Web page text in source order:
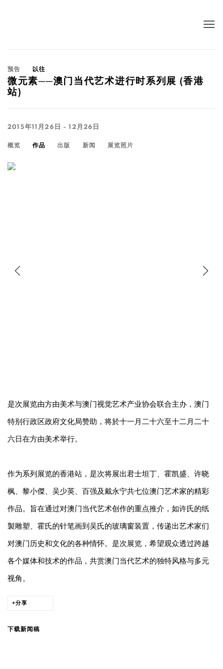
预告 以往
微元素──澳门当代艺术进行时系列展 (香港
站)
2015年11月26日 - 12月26日
概览 作品 出版 新闻 展览照片
是次展览由方由美术与澳门视觉艺术产业协会联合主办，澳门
特别行政区政府文化局赞助，将於十一月二十六至十二月二十
六日在方由美术举行。
作为系列展览的香港站，是次将展出君士坦丁、霍凯盛、许晓
枫、黎小傑、吴少英、百强及戴永宁共七位澳门艺术家的精彩
作品。旨在通过对澳门当代艺术创作的重点推介，如许氏的纸
製雕塑、霍氏的针笔画到吴氏的玻璃窗装置，传递出艺术家们
对澳门历史和文化的各种情怀。是次展览，希望观众透过跨越
各个媒体和技术的作品，共赏澳门当代艺术的独特风格与多元
视角。
分享
下载新闻稿